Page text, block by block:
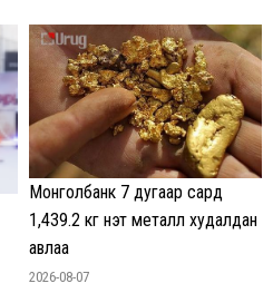
Монголбанк 7 дугаар сард
1,439.2 кг үнэт металл худалдан
авлаа
2026-08-07